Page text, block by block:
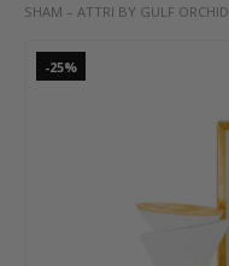
SHAM – ATTRI BY GULF ORCHID
-25%